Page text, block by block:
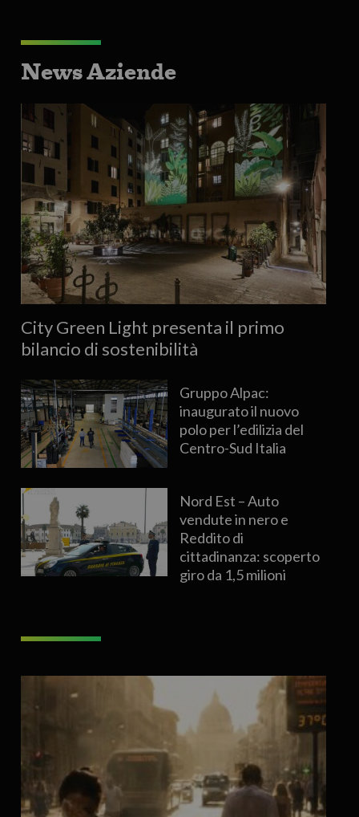
News Aziende
City Green Light presenta il primo
bilancio di sostenibilità
Gruppo Alpac:
inaugurato il nuovo
polo per l’edilizia del
Centro-Sud Italia
Nord Est – Auto
vendute in nero e
Reddito di
cittadinanza: scoperto
giro da 1,5 milioni